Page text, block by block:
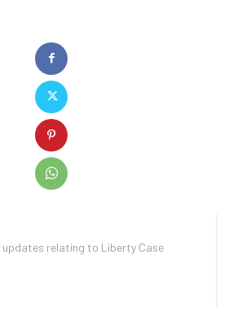
relating to Liberty Case